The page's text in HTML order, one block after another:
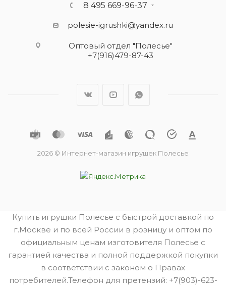
8 495 669-96-37
polesie-igrushki@yandex.ru
Оптовый отдел "Полесье"
+7(916)479-87-43
2026 © Интернет-магазин игрушек Полесье
Купить игрушки Полесье с быстрой доставкой по
г.Москве и по всей России в розницу и оптом по
официальным ценам изготовителя Полесье с
гарантией качества и полной поддержкой покупки
в соответствии с законом о Правах
потребителей.Телефон для претензий: +7(903)-623-